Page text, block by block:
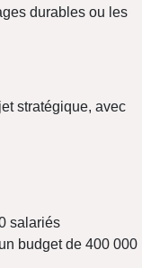
durables ou les
stratégique, avec
salariés
budget de 400 000